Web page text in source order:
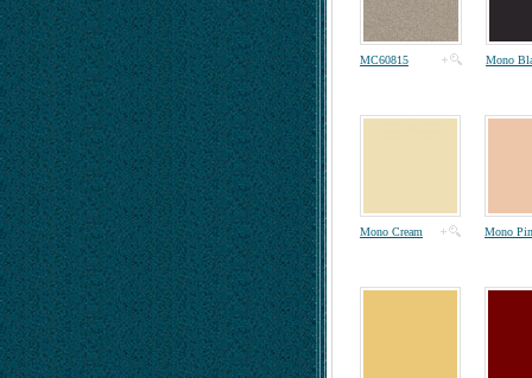
MC60815 Mono
Mono Cream Mono